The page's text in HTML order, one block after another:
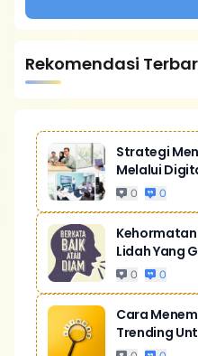
Rekomendasi
Strategi
Melalui
0 0
Lidah Yang
0 0
Cara
Trending